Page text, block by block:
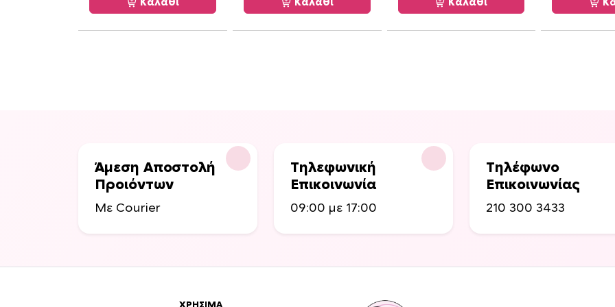
Καλάθι Καλάθι Καλάθι
Άμεση Αποστολή
Προιόντων
Με Courier
Τηλεφωνική
Επικοινωνία
09:00 με 17:00
Τηλέφωνο
Επικοινωνίας
210 300 3433